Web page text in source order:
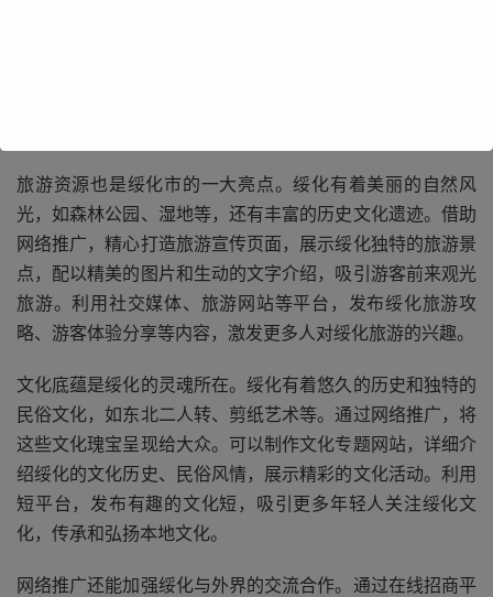
旅游资源也是绥化市的一大亮点。绥化有着美丽的自然风
光，如森林公园、湿地等，还有丰富的历史文化遗迹。借助
网络推广，精心打造旅游宣传页面，展示绥化独特的旅游景
点，配以精美的图片和生动的文字介绍，吸引游客前来观光
旅游。利用社交媒体、旅游网站等平台，发布绥化旅游攻
略、游客体验分享等内容，激发更多人对绥化旅游的兴趣。
文化底蕴是绥化的灵魂所在。绥化有着悠久的历史和独特的
民俗文化，如东北二人转、剪纸艺术等。通过网络推广，将
这些文化瑰宝呈现给大众。可以制作文化专题网站，详细介
绍绥化的文化历史、民俗风情，展示精彩的文化活动。利用
短平台，发布有趣的文化短，吸引更多年轻人关注绥化文
化，传承和弘扬本地文化。
网络推广还能加强绥化与外界的交流合作。通过在线招商平